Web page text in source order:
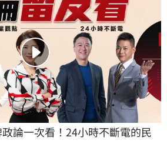
論一次看！24小時不斷電的民